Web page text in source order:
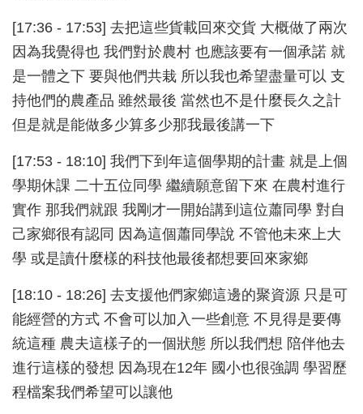
[17:36 - 17:53] 去把這些貨載回來交貨 大概做了兩次
因為我覺得也 我們對於農村 也應該要有一個承諾 就
是一體之下 要與他們共栽 所以我也希望盡量可以 支
持他們的農產品 雖然最後 當然也不是什麼長久之計
但是就是能做多少算多少那我最後講一下
[17:53 - 18:10] 我們下到年這個學期的計畫 就是上個
學期休課 二十五位同學 繼續願意留下來 在農村進行
實作 那我們就跟 我剛才一開始講到這位蕭同學 對自
己家鄉很有認同 因為這個蕭同學說 不管他未來上大
學 或是讀什麼樣的科技他最後都想要回來家鄉
[18:10 - 18:26] 去支援他們家鄉這邊的聚資源 只是可
能經營的方式 不會可以加入一些創意 不見得是要傳
統這種 農夫這樣子的一個狀態 所以我們想 陪伴他去
進行這樣的發想 因為現在12年 國小也很強調 學習歷
程檔案我們希望可以讓他